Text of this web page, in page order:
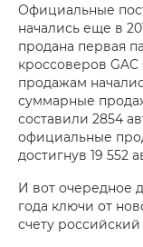
Официальные
начались еще в
продана первая
кроссоверов
продажам
суммарные
составили 2854
официальные
достигнув 19 552
И вот очередное
года ключи от
счету российский